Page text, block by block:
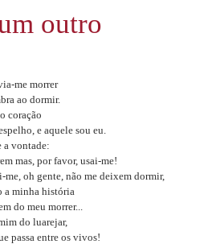
outro
me morrer
ao dormir.
coração
e aquele sou eu.
a vontade:
mas, por favor, usai-me!
me, oh gente, não me deixem dormir,
a minha história
do meu morrer...
do luarejar,
passa entre os vivos!